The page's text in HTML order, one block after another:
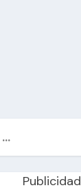
Publicidad